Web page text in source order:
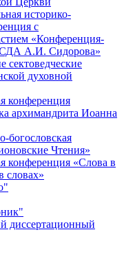
историко-
с
«Конференция-
СДА А.И. Сидорова»
сектоведческие
духовной
конференция
архимандрита Иоанна
богословская
Чтения»
конференция «Cлова в
словах»
диссертационный